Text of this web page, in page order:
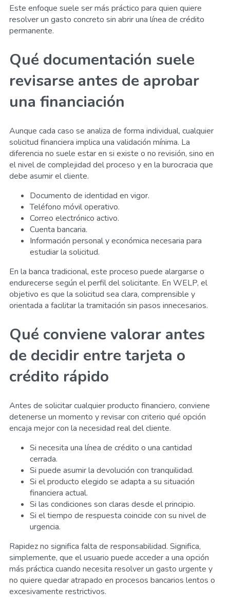
Este enfoque suele ser más práctico para quien quiere
resolver un gasto concreto sin abrir una línea de crédito
permanente.
Qué documentación suele
revisarse antes de aprobar
una financiación
Aunque cada caso se analiza de forma individual, cualquier
solicitud financiera implica una validación mínima. La
diferencia no suele estar en si existe o no revisión, sino en
el nivel de complejidad del proceso y en la burocracia que
debe asumir el cliente.
Documento de identidad en vigor.
Teléfono móvil operativo.
Correo electrónico activo.
Cuenta bancaria.
Información personal y económica necesaria para
estudiar la solicitud.
En la banca tradicional, este proceso puede alargarse o
endurecerse según el perfil del solicitante. En WELP, el
objetivo es que la solicitud sea clara, comprensible y
orientada a facilitar la tramitación sin pasos innecesarios.
Qué conviene valorar antes
de decidir entre tarjeta o
crédito rápido
Antes de solicitar cualquier producto financiero, conviene
detenerse un momento y revisar con criterio qué opción
encaja mejor con la necesidad real del cliente.
Si necesita una línea de crédito o una cantidad
cerrada.
Si puede asumir la devolución con tranquilidad.
Si el producto elegido se adapta a su situación
financiera actual.
Si las condiciones son claras desde el principio.
Si el tiempo de respuesta coincide con su nivel de
urgencia.
Rapidez no significa falta de responsabilidad. Significa,
simplemente, que el usuario puede acceder a una opción
más práctica cuando necesita resolver un gasto urgente y
no quiere quedar atrapado en procesos bancarios lentos o
excesivamente restrictivos.